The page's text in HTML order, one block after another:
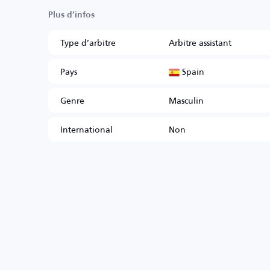
Plus d’infos
Type d’arbitre
Arbitre assistant
Pays
Spain
Genre
Masculin
International
Non